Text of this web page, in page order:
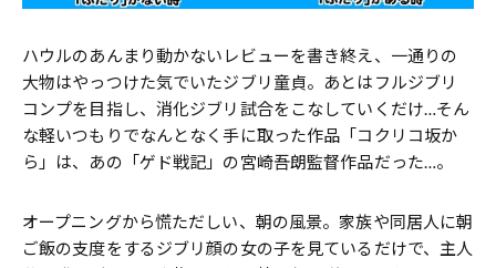
ハウルのあんまり動かないレビューを書き終え、一通りの
大物はやっつけた気でいたジブリ童貞。あとはフルジブリ
コンプを目指し、消化ジブリ試合をこなしていくだけ…そん
な軽いつもりでなんとなく手に取った作品「コクリコ坂か
ら」は、あの「ゲド戦記」の宮崎吾朗監督作品だった…。
オープニングから慌ただしい、朝の風景。家族や同居人に朝
ご飯の支度をするジブリ顔の女の子を見ているだけで、主人